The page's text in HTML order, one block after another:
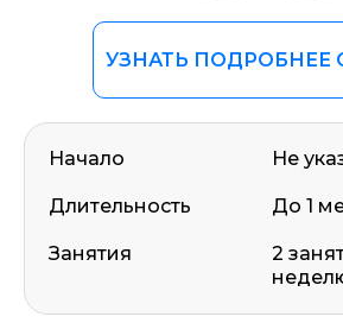
УЗНАТЬ ПОДРОБНЕЕ
Начало
Длительность
Занятия
Не
До 1
2